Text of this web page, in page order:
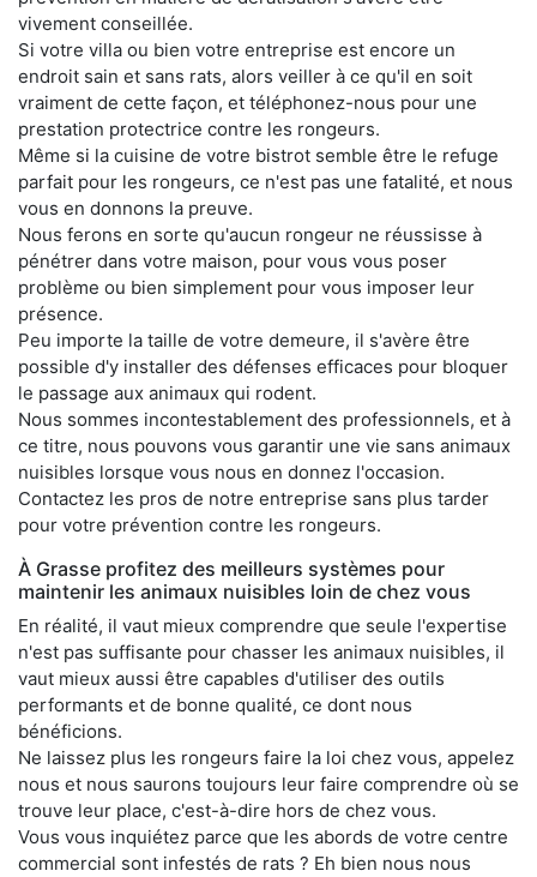
vivement conseillée.
Si votre villa ou bien votre entreprise est encore un
endroit sain et sans rats, alors veiller à ce qu'il en soit
vraiment de cette façon, et téléphonez-nous pour une
prestation protectrice contre les rongeurs.
Même si la cuisine de votre bistrot semble être le refuge
parfait pour les rongeurs, ce n'est pas une fatalité, et nous
vous en donnons la preuve.
Nous ferons en sorte qu'aucun rongeur ne réussisse à
pénétrer dans votre maison, pour vous vous poser
problème ou bien simplement pour vous imposer leur
présence.
Peu importe la taille de votre demeure, il s'avère être
possible d'y installer des défenses efficaces pour bloquer
le passage aux animaux qui rodent.
Nous sommes incontestablement des professionnels, et à
ce titre, nous pouvons vous garantir une vie sans animaux
nuisibles lorsque vous nous en donnez l'occasion.
Contactez les pros de notre entreprise sans plus tarder
pour votre prévention contre les rongeurs.
À Grasse profitez des meilleurs systèmes pour
maintenir les animaux nuisibles loin de chez vous
En réalité, il vaut mieux comprendre que seule l'expertise
n'est pas suffisante pour chasser les animaux nuisibles, il
vaut mieux aussi être capables d'utiliser des outils
performants et de bonne qualité, ce dont nous
bénéficions.
Ne laissez plus les rongeurs faire la loi chez vous, appelez
nous et nous saurons toujours leur faire comprendre où se
trouve leur place, c'est-à-dire hors de chez vous.
Vous vous inquiétez parce que les abords de votre centre
commercial sont infestés de rats ? Eh bien nous nous